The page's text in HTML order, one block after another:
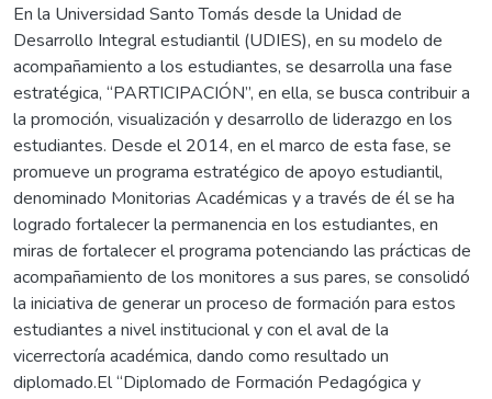
En la Universidad Santo Tomás desde la Unidad de
Desarrollo Integral estudiantil (UDIES), en su modelo de
acompañamiento a los estudiantes, se desarrolla una fase
estratégica, “PARTICIPACIÓN”, en ella, se busca contribuir a
la promoción, visualización y desarrollo de liderazgo en los
estudiantes. Desde el 2014, en el marco de esta fase, se
promueve un programa estratégico de apoyo estudiantil,
denominado Monitorias Académicas y a través de él se ha
logrado fortalecer la permanencia en los estudiantes, en
miras de fortalecer el programa potenciando las prácticas de
acompañamiento de los monitores a sus pares, se consolidó
la iniciativa de generar un proceso de formación para estos
estudiantes a nivel institucional y con el aval de la
vicerrectoría académica, dando como resultado un
diplomado.El “Diplomado de Formación Pedagógica y